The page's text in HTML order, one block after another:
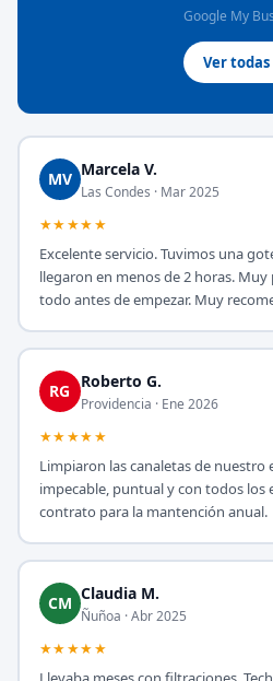
Google My
Ver
MV Marcela V.
Las Condes · Mar 2025
★★★★★
Excelente servicio. Tuvimos una
llegaron en menos de 2 horas.
todo antes de empezar. Muy
RG Roberto G.
Providencia · Ene 2026
★★★★★
Limpiaron las canaletas de nuestro
impecable, puntual y con todos los
contrato para la mantención anual.
CM Claudia M.
Ñuñoa · Abr 2025
★★★★★